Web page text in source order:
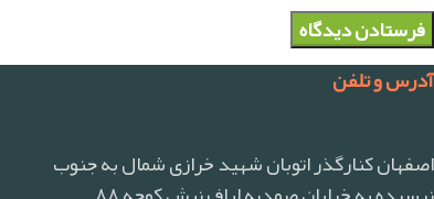
آدرس و تلفن
اصفهان کنارگذر اتوبان شهید خرازی شمال به جنوب